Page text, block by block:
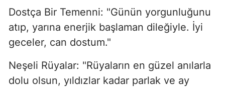
Dostça Bir Temenni: "Günün yorgunluğunu
atıp, yarına enerjik başlaman dileğiyle. İyi
geceler, can dostum."
Neşeli Rüyalar: "Rüyaların en güzel anılarla
dolu olsun, yıldızlar kadar parlak ve ay